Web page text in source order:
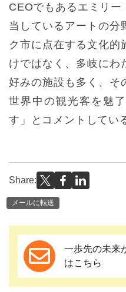
CEOでもあるエミリー
当しているアートの分
ク市に点在する文化的
けではなく、多岐にわ
好みの施設も多く、そ
世界中の観光客を魅
す」とコメントしてい
Share:
メールに転送
一歩先の未来
はこちら